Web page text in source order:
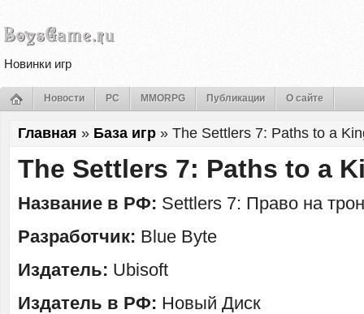
Новинки игр
Новости PC MMORPG Публикации О сайте
Главная » База игр » The Settlers 7: Paths to a
The Settlers 7: Paths to a
Название в РФ: Settlers 7: Право на
Разработчик: Blue Byte
Издатель: Ubisoft
Издатель в РФ: Новый Диск